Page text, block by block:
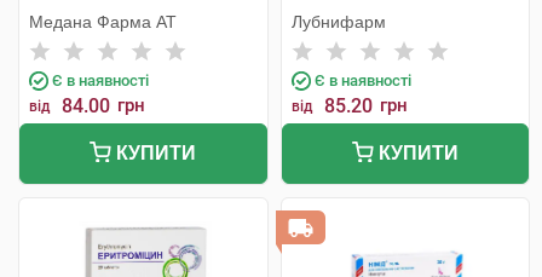
Медана Фарма АТ
Є в наявності
від 84.00 грн
КУПИТИ
Лубнифарм
Є в наявності
від 85.20 грн
КУПИТИ